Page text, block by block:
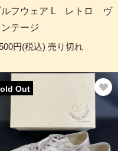
ルフウェア L レトロ ヴ
ンテージ
円(税込) 売り切れ
Out